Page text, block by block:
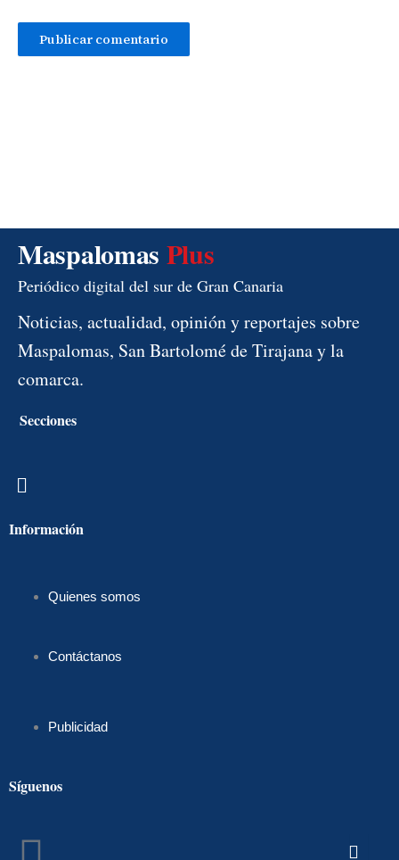
Maspalomas Plus
Periódico digital del sur de Gran Canaria
Noticias, actualidad, opinión y reportajes sobre
Maspalomas, San Bartolomé de Tirajana y la
comarca.
Secciones
Menú
Información
Quienes somos
Contáctanos
Publicidad
Síguenos